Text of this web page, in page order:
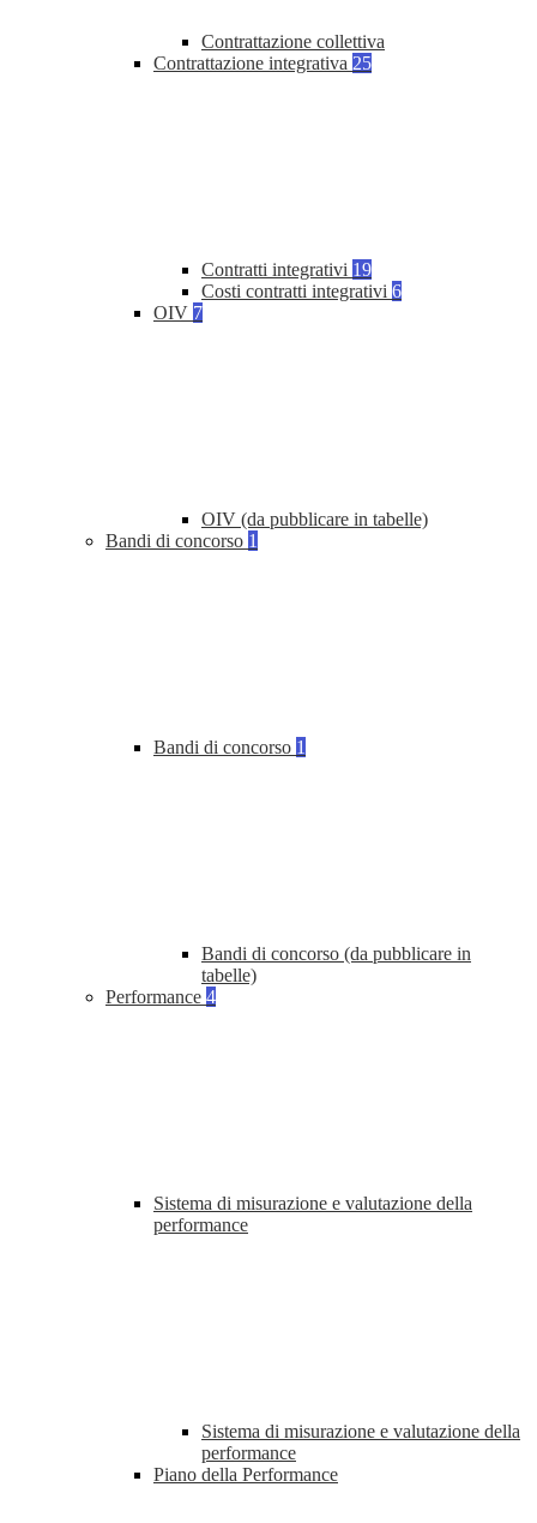
Contrattazione collettiva
Contrattazione integrativa 25
Contratti integrativi 19
Costi contratti integrativi 6
OIV 7
OIV (da pubblicare in tabelle)
Bandi di concorso 1
Bandi di concorso 1
Bandi di concorso (da pubblicare in
tabelle)
Performance 4
Sistema di misurazione e valutazione della
performance
Sistema di misurazione e valutazione della
performance
Piano della Performance